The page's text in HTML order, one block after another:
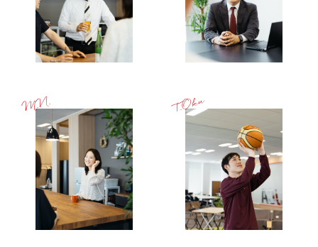
M.N. T.Oku